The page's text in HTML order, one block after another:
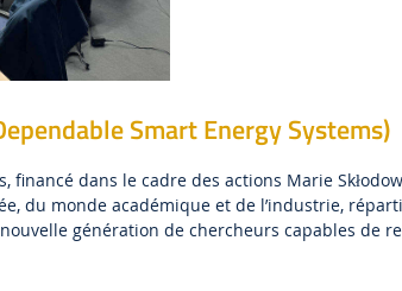
Smart Energy Systems)
financé dans le cadre des actions Marie
du monde académique et de l’industrie,
génération de chercheurs capables de